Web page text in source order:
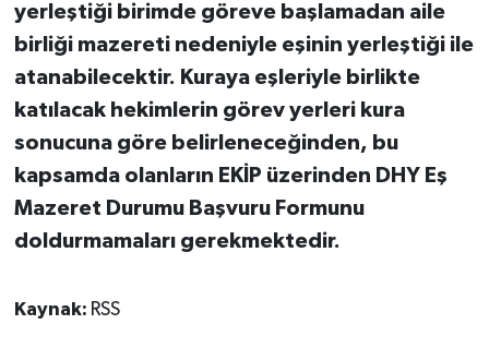
yerleştiği birimde göreve başlamadan aile
birliği mazereti nedeniyle eşinin yerleştiği ile
atanabilecektir. Kuraya eşleriyle birlikte
katılacak hekimlerin görev yerleri kura
sonucuna göre belirleneceğinden, bu
kapsamda olanların EKİP üzerinden DHY Eş
Mazeret Durumu Başvuru Formunu
doldurmamaları gerekmektedir.
Kaynak: RSS